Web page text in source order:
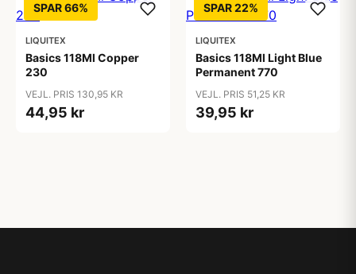
SPAR 66%
LIQUITEX
Basics 118Ml Copper
230
VEJL. PRIS 130,95 KR
44,95 kr
SPAR 22%
LIQUITEX
Basics 118Ml Light Blue
Permanent 770
VEJL. PRIS 51,25 KR
39,95 kr